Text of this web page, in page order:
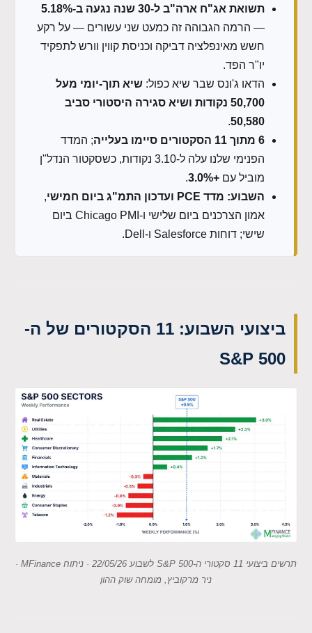
תשואת אג"ח ארה"ב ל-30 שנה נגעה ב-5.18%
— הרמה הגבוהה זה כמעט שני עשורים — על רקע
חשש מאינפלציה דביקה וכניסת קווין וורש לתפקיד
יו"ר הפד.
הדאו ג'ונס שבר שיא כפול: שיא תוך-יומי מעל
50,700 נקודות ושיא סגירה היסטורי סביב
50,580
.
6 מתוך 11 הסקטורים סיימו בעלייה
; המדד
הפנימי שלנו עלה ל-3.10 נקודות, כשסקטור הנדל"ן
מוביל עם +3.0%
.
השבוע: מדד PCE ועדכון התמ"ג ביום חמישי
,
אמון הצרכנים ביום שלישי ו-Chicago PMI ביום
שישי; דוחות Salesforce ו-Dell.
ביצועי השבוע: 11 הסקטורים של ה-
S&P 500
תרשים ביצועי 11 סקטורי ה-S&P 500 לשבוע 22/05/26 · ניתוח MFinance ·
ניר מרקוביץ, מומחה שוק ההון